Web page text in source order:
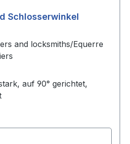
Schlosserwinkel
and locksmiths/Equerre
auf 90° gerichtet,